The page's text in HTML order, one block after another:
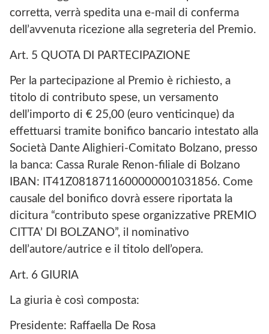
corretta, verrà spedita una e-mail di conferma
dell’avvenuta ricezione alla segreteria del Premio.
Art. 5 QUOTA DI PARTECIPAZIONE
Per la partecipazione al Premio è richiesto, a
titolo di contributo spese, un versamento
dell’importo di € 25,00 (euro venticinque) da
effettuarsi tramite bonifico bancario intestato alla
Società Dante Alighieri-Comitato Bolzano, presso
la banca: Cassa Rurale Renon-filiale di Bolzano
IBAN: IT41Z0818711600000001031856. Come
causale del bonifico dovrà essere riportata la
dicitura “contributo spese organizzative PREMIO
CITTA’ DI BOLZANO”, il nominativo
dell’autore/autrice e il titolo dell’opera.
Art. 6 GIURIA
La giuria è così composta:
Presidente: Raffaella De Rosa